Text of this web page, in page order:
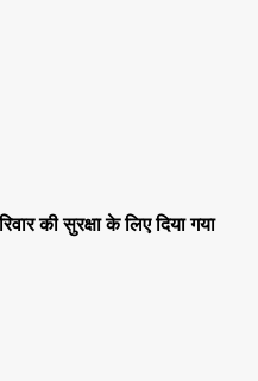
की सुरक्षा के लिए दिया गया